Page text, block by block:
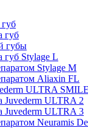
губ
губы
губ Stylage L
Stylage M
Aliaxin FL
ULTRA
Juvederm ULTRA 2
Juvederm ULTRA 3
Neuramis